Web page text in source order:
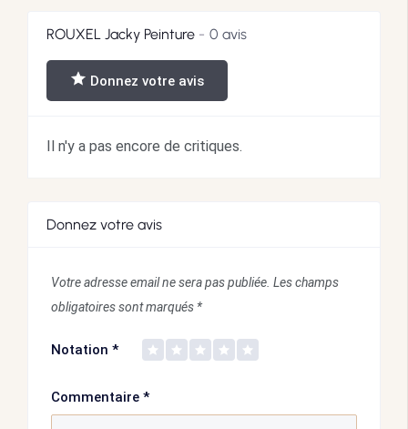
ROUXEL Jacky Peinture 0 avis
Donnez votre avis
Il n'y a pas encore de critiques.
Donnez votre avis
Votre adresse email ne sera pas publiée. Les champs
obligatoires sont marqués *
Notation *
Commentaire *